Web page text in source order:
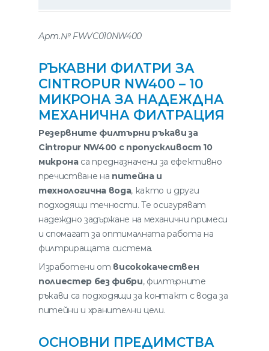
Арт.№ FWVC010NW400
РЪКАВНИ ФИЛТРИ ЗА
CINTROPUR NW400 – 10
МИКРОНА ЗА НАДЕЖДНА
МЕХАНИЧНА ФИЛТРАЦИЯ
Резервните филтърни ръкави за
Cintropur NW400 с пропускливост 10
микронаса предназначени за ефективно
пречистване на питейна и
технологична вода, както и други
подходящи течности. Те осигуряват
надеждно задържане на механични примеси
и спомагат за оптималната работа на
филтриращата система.
Изработени от висококачествен
полиестер без фибри, филтърните
ръкави са подходящи за контакт с вода за
питейни и хранителни цели.
ОСНОВНИ ПРЕДИМСТВА